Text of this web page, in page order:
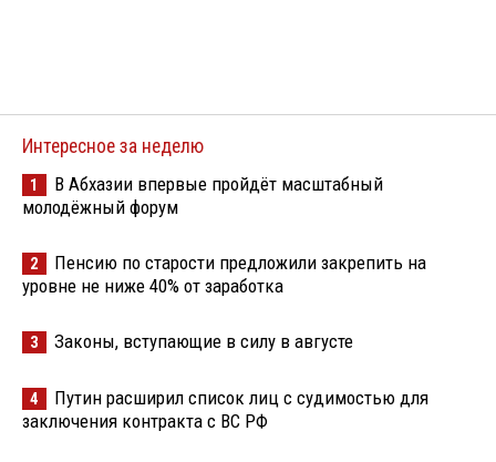
Интересное за неделю
1
В Абхазии впервые пройдёт масштабный
молодёжный форум
2
Пенсию по старости предложили закрепить на
уровне не ниже 40% от заработка
3 Законы, вступающие в силу в августе
4
Путин расширил список лиц с судимостью для
заключения контракта с ВС РФ